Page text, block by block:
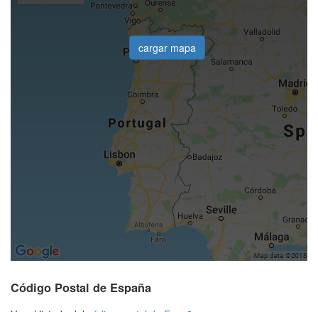
cargar mapa
Código Postal de España